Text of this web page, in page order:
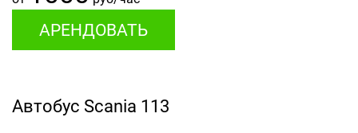
АРЕНДОВАТЬ
Автобус Scania 113